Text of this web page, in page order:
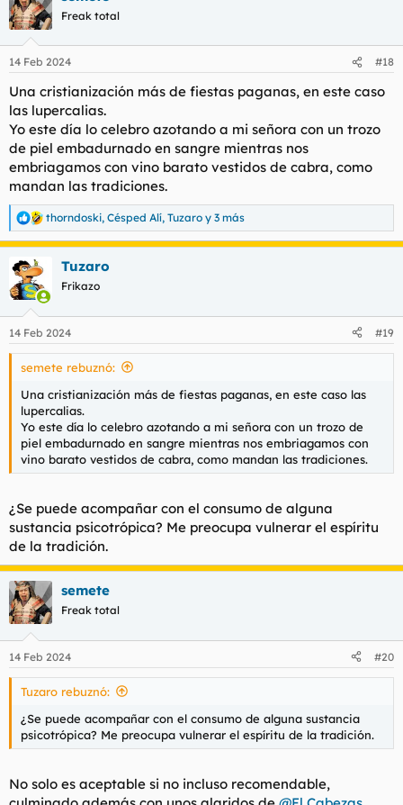
Freak total
14 Feb 2024 #18
Una cristianización más de fiestas paganas, en este caso
las lupercalias.
Yo este día lo celebro azotando a mi señora con un trozo
de piel embadurnado en sangre mientras nos
embriagamos con vino barato vestidos de cabra, como
mandan las tradiciones.
R
e
a
c
c
i
e
s
thorndoski, Césped Alí, Tuzaro y 3 más
Tuzaro
Frikazo
14 Feb 2024 #19
semete rebuznó:
Una cristianización más de fiestas paganas, en este caso las
lupercalias.
Yo este día lo celebro azotando a mi señora con un trozo de
piel embadurnado en sangre mientras nos embriagamos con
vino barato vestidos de cabra, como mandan las tradiciones.
¿Se puede acompañar con el consumo de alguna
sustancia psicotrópica? Me preocupa vulnerar el espíritu
de la tradición.
semete
Freak total
14 Feb 2024 #20
Tuzaro rebuznó:
¿Se puede acompañar con el consumo de alguna sustancia
psicotrópica? Me preocupa vulnerar el espíritu de la tradición.
No solo es aceptable si no incluso recomendable,